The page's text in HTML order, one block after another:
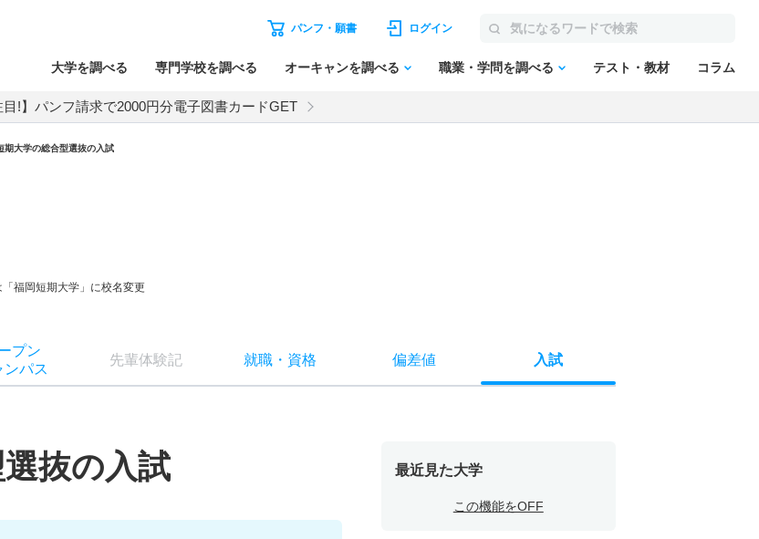
パンフ・願書 ログイン
大学を調べる 専門学校を調べる オーキャンを調べる 職業・学問を調べる テスト・教材 コラム
目!】パンフ請求で2000円分電子図書カードGET
期大学の総合型選抜の入試
福岡短期大学」に校名変更
プン
ンパス
先輩体験記 就職・ 資格 偏差値 入試
抜の入試 最近見た大学
この機能をOFF